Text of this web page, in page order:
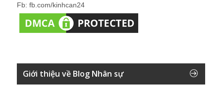
Fb: fb.com/kinhcan24
Giới thiệu về Blog Nhân sự